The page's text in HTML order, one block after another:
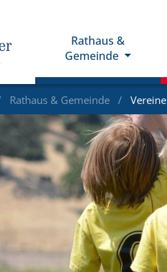
Rathaus &
Gemeinde
Rathaus & Gemeinde Vereine